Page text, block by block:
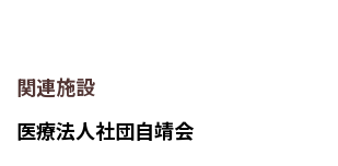
関連施設
医療法人社団自靖会